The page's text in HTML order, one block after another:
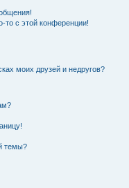
то с этой конференции!
моих друзей и недругов?
темы?